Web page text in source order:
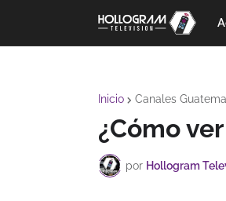
Inicio Canales
¿Cómo
por Hollogram